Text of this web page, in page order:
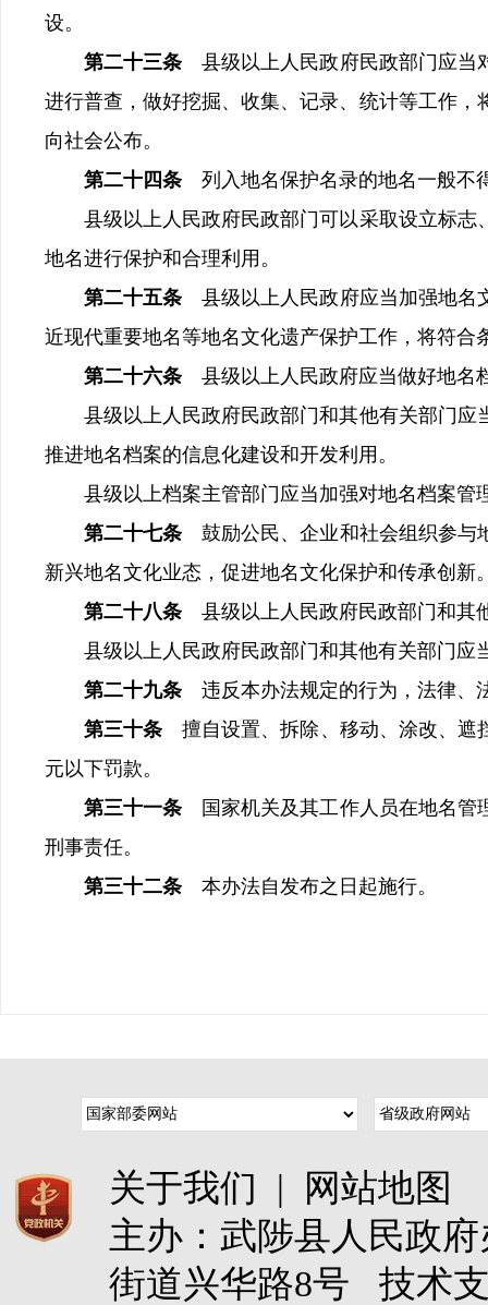
设。
第二十三条
县级以上人民政府民政部门应当
进行普查，做好挖掘、收集、记录、统计等工作
向社会公布。
第二十四条
列入地名保护名录的地名一般不
县级以上人民政府民政部门可以采取设立标志
地名进行保护和合理利用。
第二十五条
县级以上人民政府应当加强地名
近现代重要地名等地名文化遗产保护工作，将符
第二十六条
县级以上人民政府应当做好地名
县级以上人民政府民政部门和其他有关部门应
推进地名档案的信息化建设和开发利用。
县级以上档案主管部门应当加强对地名档案管
第二十七条
鼓励公民、企业和社会组织参与
新兴地名文化业态，促进地名文化保护和传承创
第二十八条
县级以上人民政府民政部门和其
县级以上人民政府民政部门和其他有关部门应
第二十九条
违反本办法规定的行为，法律、
第三十条
擅自设置、拆除、移动、涂改、遮
元以下罚款。
第三十一条
国家机关及其工作人员在地名
刑事责任。
第三十二条
本办法自发布之日起施行。
关于我们 |
网站地图
主办：武陟县人民政
街道兴华路8号 技术